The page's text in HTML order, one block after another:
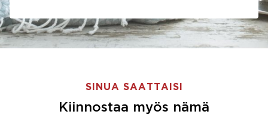
SINUA SAATTAISI
Kiinnostaa myös nämä